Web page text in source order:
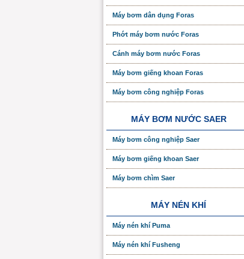
Máy bơm dân dụng Foras
Phớt máy bơm nước Foras
Cánh máy bơm nước Foras
Máy bơm giếng khoan Foras
Máy bơm công nghiệp Foras
MÁY BƠM NƯỚC SAER
Máy bơm công nghiệp Saer
Máy bơm giếng khoan Saer
Máy bơm chìm Saer
MÁY NÉN KHÍ
Máy nén khí Puma
Máy nén khí Fusheng